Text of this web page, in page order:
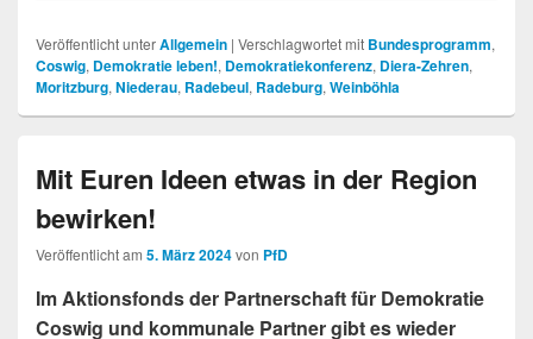
Veröffentlicht unterAllgemein | Verschlagwortet mit Bundesprogramm,
Coswig, Demokratie leben!, Demokratiekonferenz, Diera-Zehren,
Moritzburg, Niederau, Radebeul, Radeburg, Weinböhla
Mit Euren Ideen etwas in der Region
bewirken!
Veröffentlicht am 5. März 2024von PfD
Im Aktionsfonds der Partnerschaft für Demokratie
Coswig und kommunale Partner gibt es wieder